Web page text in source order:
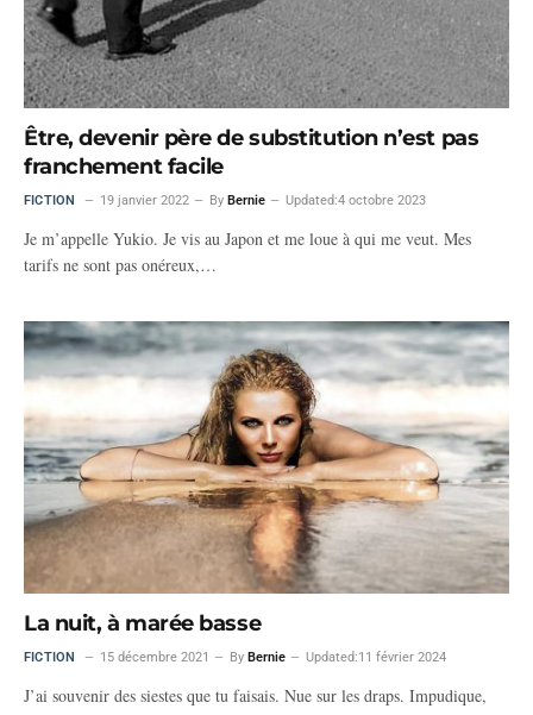
Être, devenir père de substitution n’est pas
franchement facile
FICTION 19 janvier 2022 By Bernie Updated:4 octobre 2023
Je m’appelle Yukio. Je vis au Japon et me loue à qui me veut. Mes
tarifs ne sont pas onéreux,…
La nuit, à marée basse
FICTION 15 décembre 2021 By Bernie Updated:11 février 2024
J’ai souvenir des siestes que tu faisais. Nue sur les draps. Impudique,